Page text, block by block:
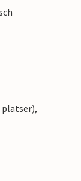
platser),